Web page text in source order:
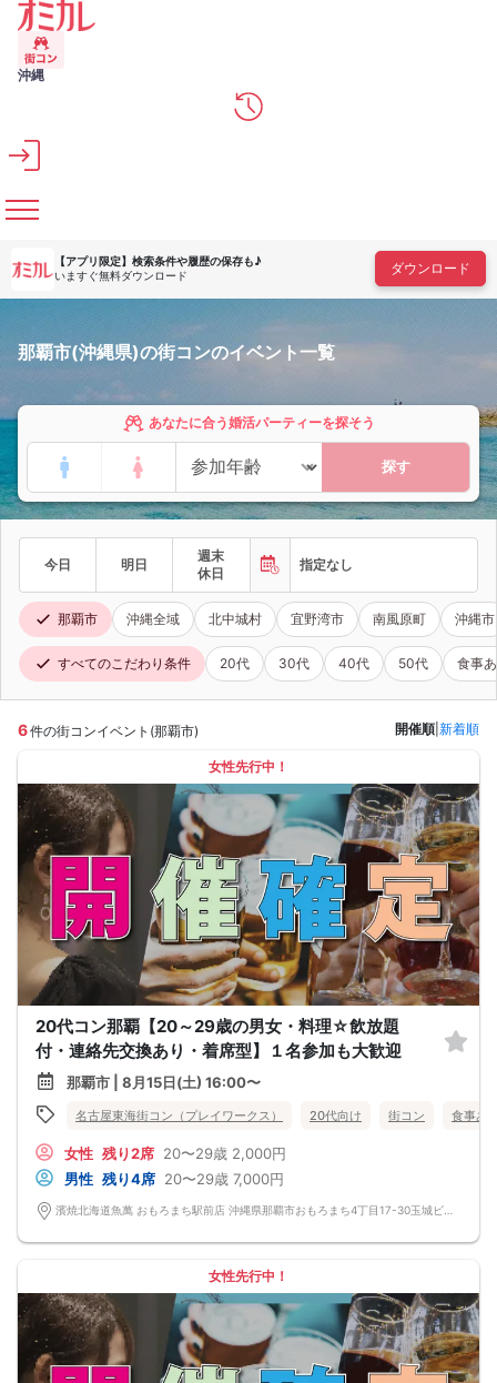
メインコンテンツへスキップ
沖縄
【アプリ限定】 検索条件や履歴の保存も♪
いますぐ無料ダウンロード
ダウンロード
那覇市(沖縄県)の街コンのイベント一覧
あなたに合う婚活パーティーを探そう
探す
今日 明日
週末
休日
指定なし
那覇市 沖縄全域 北中城村 宜野湾市 南風原町 沖縄市
すべてのこだわり条件 20代 30代 40代 50代 食事
6件の街コンイベント(那覇市) 開催順 新着順
女性先行中！
20代コン那覇【20～29歳の男女・料理☆飲放題
付・連絡先交換あり・着席型】１名参加も大歓迎
那覇市 | 8月15日(土) 16:00〜
名古屋東海街コン（プレイワークス） 20代向け 街コン 食事あ
女性 残り2席 20〜29歳 2,000円
男性 残り4席 20〜29歳 7,000円
女性先行中！